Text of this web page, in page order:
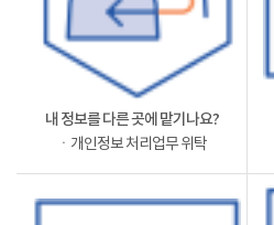
내 정보를 다른 곳에 맡기나요?
ㆍ개인정보 처리업무 위탁